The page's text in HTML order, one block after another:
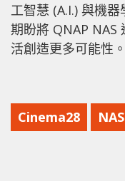
工智慧 (A.I.) 與機
期盼將 QNAP NAS
活創造更多可能性。
Cinema28 NAS